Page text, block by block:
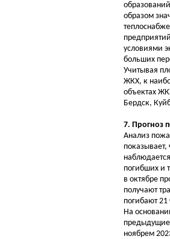
образом
условиями
больших
Учитывая
ЖКХ, к
объектах
Бердск,
7. Прогноз
Анализ
погибших и
в октябре
получают
погибают
На
предыдущие
ноябрем